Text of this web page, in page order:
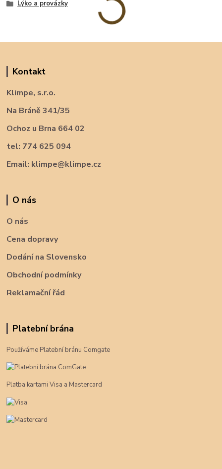
Lýko a provázky
Kontakt
Klimpe, s.r.o.
Na Bráně 341/35
Ochoz u Brna 664 02
tel: 774 625 094
Email: klimpe@klimpe.cz
O nás
O nás
Cena dopravy
Dodání na Slovensko
Obchodní podmínky
Reklamační řád
Platební brána
Používáme Platební bránu Comgate
Platba kartami Visa a Mastercard